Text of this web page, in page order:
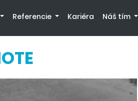
Referencie Kariéra Náš tím